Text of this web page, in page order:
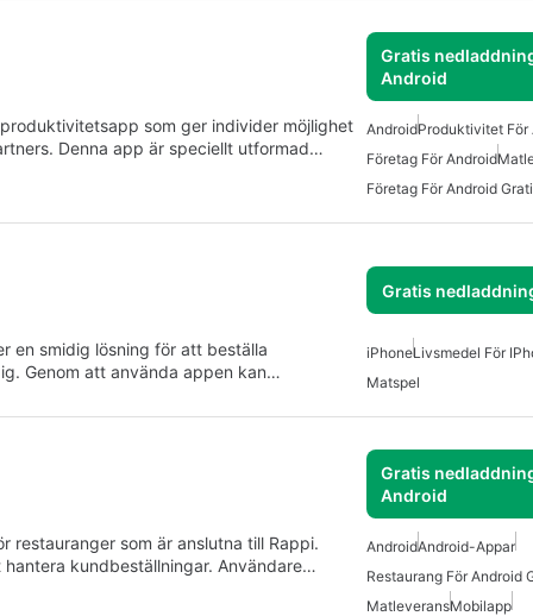
Gratis
Android
som ger individer möjlighet
Denna app är speciellt utformad…
AndroidProduktivitet För
Företag För Android
Företag För Android
Gratis
en smidig lösning för att beställa
Genom att använda appen kan…
iPhoneLivsmedel För
Matspel
Gratis
Android
restauranger som är anslutna till Rappi.
kundbeställningar. Användare…
AndroidAndroid-Appar
Restaurang För Android
MatleveransMobilapp